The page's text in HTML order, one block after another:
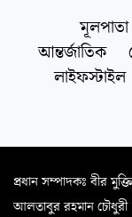
মূলপাতা
আন্তর্জাতিক
লাইফস্টাইল
প্রধান সম্পাদকঃ বীর
আলতাবুর রহমান চৌধুরী